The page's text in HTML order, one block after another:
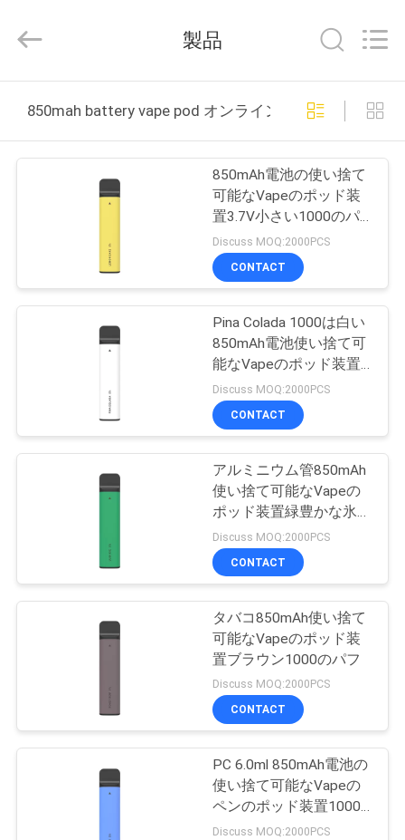
製
デ
達
て
行
Shenzhen
Huayixing
Ltd..
Reserved.
製品
850mah battery vape pod オンライン製造
850mAh電池の使い捨て
可能なVapeのポッド装
置3.7V小さい1000のパ
フ
Discuss MOQ:2000PCS
CONTACT
Pina Colada 1000は白い
850mAh電池使い捨て可
能なVapeのポッド装置
吹く
Discuss MOQ:2000PCS
CONTACT
アルミニウム管850mAh
使い捨て可能なVapeの
ポッド装置緑豊かな氷の
好意
Discuss MOQ:2000PCS
CONTACT
タバコ850mAh使い捨て
可能なVapeのポッド装
置ブラウン1000のパフ
Discuss MOQ:2000PCS
CONTACT
PC 6.0ml 850mAh電池の
使い捨て可能なVapeの
ペンのポッド装置1000
パフ
Discuss MOQ:2000PCS